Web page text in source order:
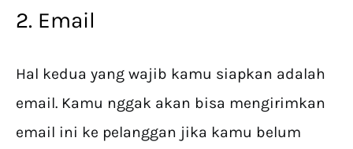
2. Email
Hal kedua yang wajib kamu siapkan adalah
email. Kamu nggak akan bisa mengirimkan
email ini ke pelanggan jika kamu belum